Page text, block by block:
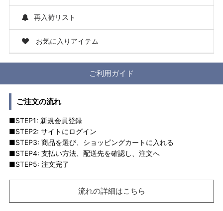
再入荷リスト
お気に入りアイテム
ご利用ガイド
ご注文の流れ
■STEP1: 新規会員登録
■STEP2: サイトにログイン
■STEP3: 商品を選び、ショッピングカートに入れる
■STEP4: 支払い方法、配送先を確認し、注文へ
■STEP5: 注文完了
流れの詳細はこちら